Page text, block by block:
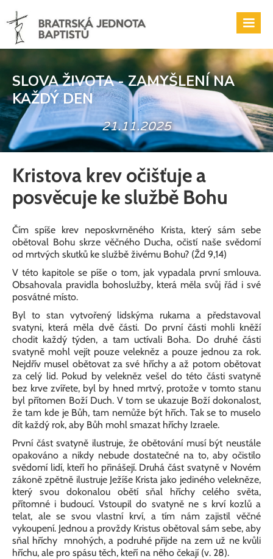
SLOVA ŽIVOTA - ZAMYŠLENÍ NA
KAŽDÝ DEN
21.11.2025
Kristova krev očišťuje a
posvěcuje ke službě Bohu
Čím spíše krev neposkvrněného Krista, který sám sebe
obětoval Bohu skrze věčného Ducha, očistí naše svědomí
od mrtvých skutků ke službě živému Bohu? (Žd 9,14)
V této kapitole se píše o tom, jak vypadala první smlouva.
Obsahovala pravidla bohoslužby, která měla svůj řád i své
posvátné místo.
Byl to stan vytvořený lidskýma rukama a představoval
svatyni, která měla dvě části. Do první části mohli kněží
chodit každý týden, a tam uctívali Boha. Do druhé části
svatyně mohl vejít pouze velekněz a pouze jednou za rok.
Nejdřív musel obětovat za své hříchy a až potom obětovat
za celý lid. Pokud by velekněz vešel do této části svatyně
bez krve zvířete, byl by hned mrtvý, protože v tomto stanu
byl přítomen Boží Duch. V tom se ukazuje Boží dokonalost,
že tam kde je Bůh, tam nemůže být hřích. Tak se to muselo
dít každý rok, aby Bůh mohl smazat hříchy Izraele.
První část svatyně ilustruje, že obětování musí být neustále
opakováno a nikdy nebude dostatečné na to, aby očistilo
svědomí lidí, kteří ho přinášejí. Druhá část svatyně v Novém
zákoně zpětně ilustruje Ježíše Krista jako jediného velekněze,
který svou dokonalou obětí sňal hříchy celého světa,
přítomné i budoucí. Vstoupil do svatyně ne s krví kozlů a
telat, ale se svou vlastní krví, a tím nám zajistil věčné
vykoupení. Jednou a provždy Kristus obětoval sám sebe, aby
sňal hříchy mnohých, a podruhé přijde na zem už ne kvůli
hříchu, ale pro spásu těch, kteří na něho čekají (v. 28).